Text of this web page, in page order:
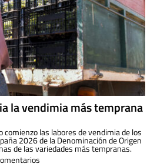
la vendimia más temprana
comienzo las labores de vendimia de los
2026 de la Denominación de Origen
de las variedades más tempranas.